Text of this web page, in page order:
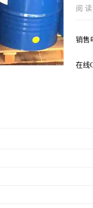
阅 读
销售
在线